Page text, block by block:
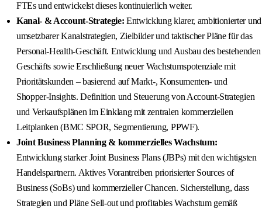
FTEs und entwickelst dieses kontinuierlich weiter.
Kanal‑ & Account‑Strategie: Entwicklung klarer, ambitionierter und
umsetzbarer Kanalstrategien, Zielbilder und taktischer Pläne für das
Personal‑Health‑Geschäft. Entwicklung und Ausbau des bestehenden
Geschäfts sowie Erschließung neuer Wachstumspotenziale mit
Prioritätskunden – basierend auf Markt‑, Konsumenten‑ und
Shopper‑Insights. Definition und Steuerung von Account‑Strategien
und Verkaufsplänen im Einklang mit zentralen kommerziellen
Leitplanken (BMC SPOR, Segmentierung, PPWF).
Joint Business Planning & kommerzielles Wachstum:
Entwicklung starker Joint Business Plans (JBPs) mit den wichtigsten
Handelspartnern. Aktives Vorantreiben priorisierter Sources of
Business (SoBs) und kommerzieller Chancen. Sicherstellung, dass
Strategien und Pläne Sell‑out und profitables Wachstum gemäß